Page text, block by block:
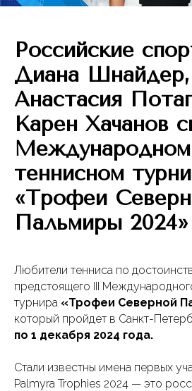
Российские
Диана Шнайдер,
Анастасия
Карен Хачанов
Международном
теннисном
«Трофеи
Пальмиры 2024»
Любители тенниса по
предстоящего III
турнира «Трофеи Северной
который пройдет в Санкт-
по 1 декабря 2024 года.
Стали известны имена первых
Palmyra Trophies 2024 — это